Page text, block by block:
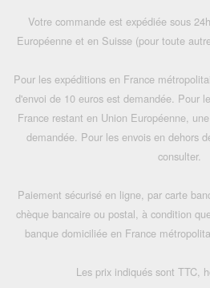
Votre commande est expédiée sous
Européenne et en Suisse (pour toute
Pour les expéditions en France
d'envoi de 10 euros est demandée. Pour
France restant en Union Européenne,
demandée. Pour les envois en dehors
consulter.
Paiement sécurisé en ligne, par carte
chèque bancaire ou postal, à condition
banque domiciliée en France
Les prix indiqués sont TTC,